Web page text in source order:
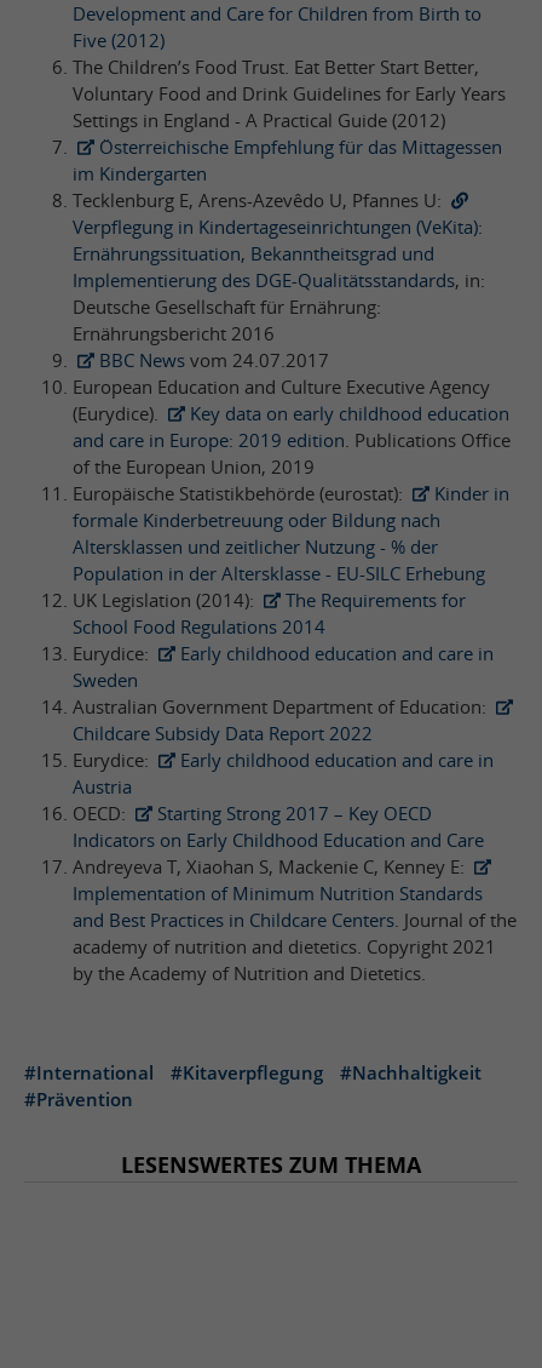
Development and Care for Children from Birth to
Five (2012)
The Children’s Food Trust. Eat Better Start Better,
Voluntary Food and Drink Guidelines for Early Years
Settings in England - A Practical Guide (2012)
Österreichische Empfehlung für das Mittagessen
im Kindergarten
Tecklenburg E, Arens-Azevêdo U, Pfannes U:
Verpflegung in Kindertageseinrichtungen (VeKita):
Ernährungssituation, Bekanntheitsgrad und
Implementierung des DGE-Qualitätsstandards, in:
Deutsche Gesellschaft für Ernährung:
Ernährungsbericht 2016
BBC News vom 24.07.2017
European Education and Culture Executive Agency
(Eurydice).
Key data on early childhood education
and care in Europe: 2019 edition. Publications Office
of the European Union, 2019
Europäische Statistikbehörde (eurostat):
Kinder in
formale Kinderbetreuung oder Bildung nach
Altersklassen und zeitlicher Nutzung - % der
Population in der Altersklasse - EU-SILC Erhebung
UK Legislation (2014):
The Requirements for
School Food Regulations 2014
Eurydice:
Early childhood education and care in
Sweden
Australian Government Department of Education:
Childcare Subsidy Data Report 2022
Eurydice:
Early childhood education and care in
Austria
OECD:
Starting Strong 2017 – Key OECD
Indicators on Early Childhood Education and Care
Andreyeva T, Xiaohan S, Mackenie C, Kenney E:
Implementation of Minimum Nutrition Standards
and Best Practices in Childcare Centers. Journal of the
academy of nutrition and dietetics. Copyright 2021
by the Academy of Nutrition and Dietetics.
#International #Kitaverpflegung
#Nachhaltigkeit
#Prävention
LESENSWERTES ZUM THEMA